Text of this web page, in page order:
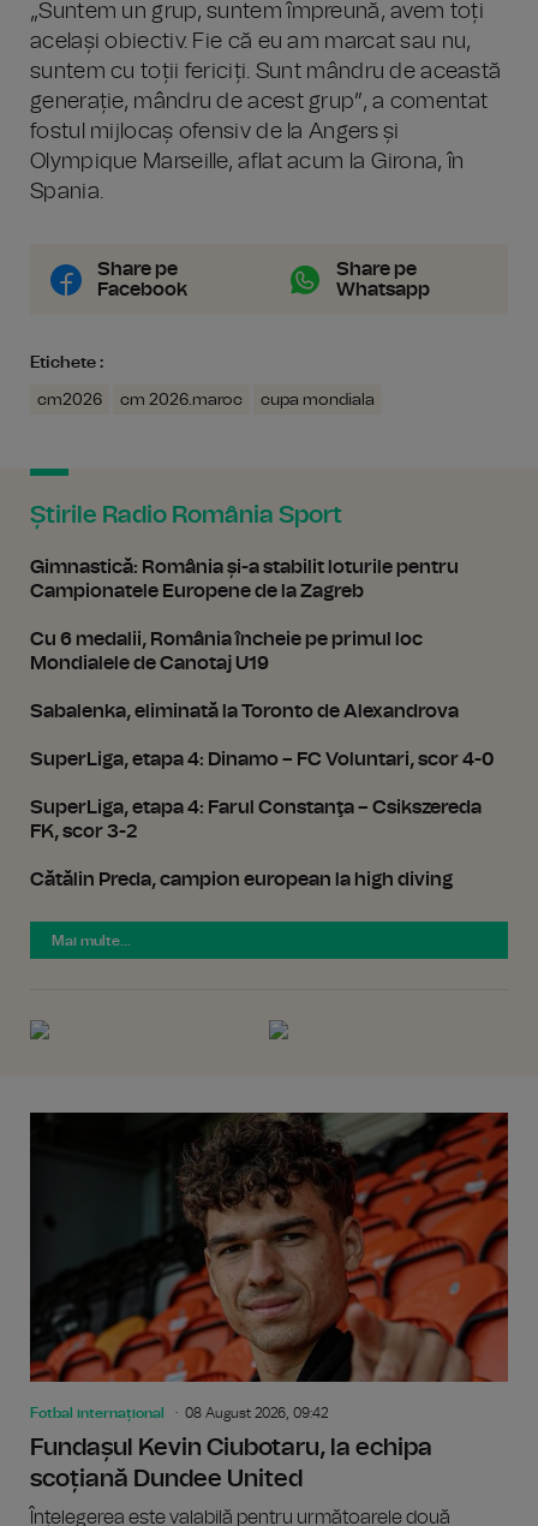
„Suntem un grup, suntem împreună, avem toți
același obiectiv. Fie că eu am marcat sau nu,
suntem cu toții fericiți. Sunt mândru de această
generație, mândru de acest grup”, a comentat
fostul mijlocaș ofensiv de la Angers și
Olympique Marseille, aflat acum la Girona, în
Spania.
Share pe
Facebook
Share pe
Whatsapp
Etichete :
cm2026 cm 2026.maroc cupa mondiala
Știrile Radio România Sport
Gimnastică: România și-a stabilit loturile pentru
Campionatele Europene de la Zagreb
Cu 6 medalii, România încheie pe primul loc
Mondialele de Canotaj U19
Sabalenka, eliminată la Toronto de Alexandrova
SuperLiga, etapa 4: Dinamo – FC Voluntari, scor 4-0
SuperLiga, etapa 4: Farul Constanţa – Csikszereda
FK, scor 3-2
Cătălin Preda, campion european la high diving
Mai multe...
Fotbal internațional 08 August 2026, 09:42
Fundașul Kevin Ciubotaru, la echipa
scoțiană Dundee United
Înțelegerea este valabilă pentru următoarele două